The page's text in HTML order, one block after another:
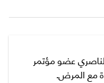
عضو مؤتمر
مع المرض.